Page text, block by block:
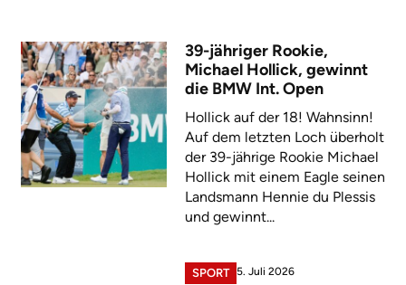
39-jähriger Rookie,
Michael Hollick, gewinnt
die BMW Int. Open
Hollick auf der 18! Wahnsinn!
Auf dem letzten Loch überholt
der 39-jährige Rookie Michael
Hollick mit einem Eagle seinen
Landsmann Hennie du Plessis
und gewinnt...
SPORT 5. Juli 2026